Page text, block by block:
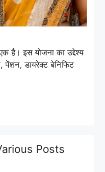
है। इस योजना का उद्देश्य
पेंशन, डायरेक्ट बेनिफिट
Posts